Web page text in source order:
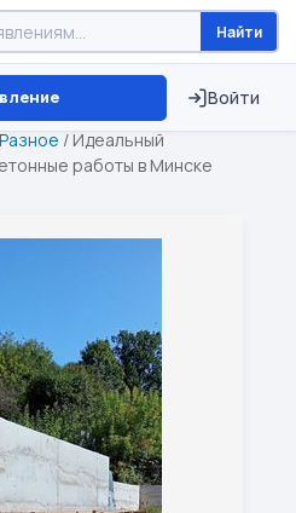
Найти
Войти
⏱ ТОЛЬКО 15 ДНЕЙ
Разное / Идеальный
работы в Минске